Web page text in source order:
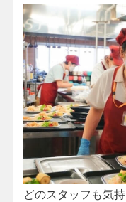
どのスタッフも気